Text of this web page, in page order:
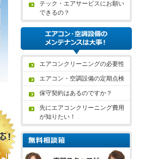
テック・エアサービスにお願い
できるの？
エアコンクリーニングの必要性
エアコン・空調設備の定期点検
保守契約はあるのですか？
先にエアコンクリーニング費用
が知りたい！